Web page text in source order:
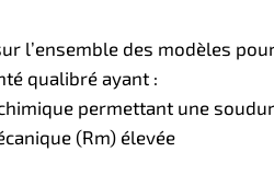
l’ensemble des modèles
qualibré ayant :
permettant une
(Rm) élevée